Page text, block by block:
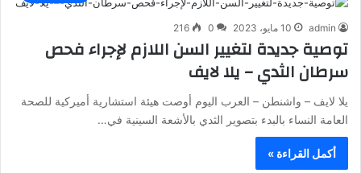
admin 10 مايو، 2023 0
216
توصية جديدة لتغيير السن اللازم لإجراء فحص
سرطان الثدي – يلا لايف
يلا لايف – واشنطن – العرب اليوم أوصت هيئة استشارية أميركية للصحة
العامة النساء بالبدء بتصوير الثدي بالأشعة السينية في…
أكمل القراءة »